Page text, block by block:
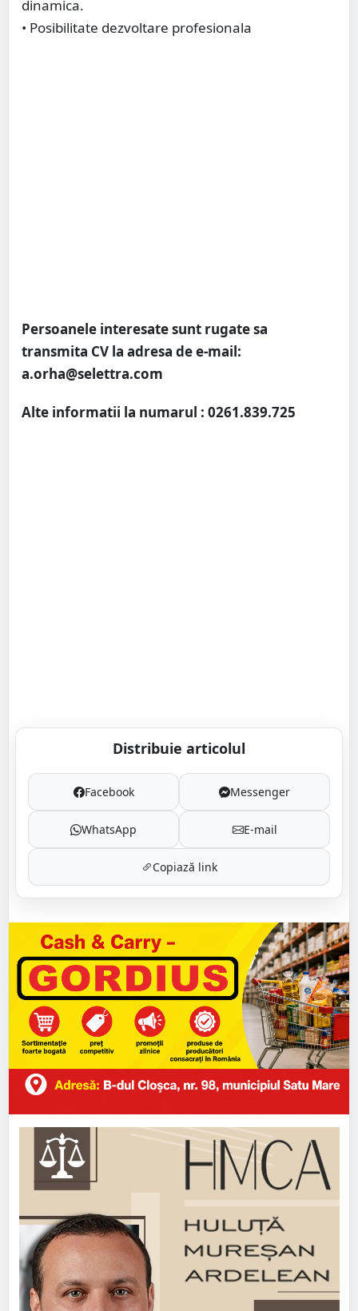
dinamica.
• Posibilitate dezvoltare profesionala
Persoanele interesate sunt rugate sa
transmita CV la adresa de e-mail:
a.orha@selettra.com
Alte informatii la numarul : 0261.839.725
Distribuie articolul
Facebook Messenger
WhatsApp E-mail
Copiază link